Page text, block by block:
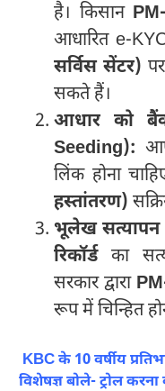
है। किसान
आधारित e-
सर्विस सेंटर)
सकते हैं।
आधार को
Seeding):
लिंक होना
हस्तांतरण)
भूलेख सत्यापन
रिकॉर्डका
सरकार द्वारा
रूप में चिन्हित
KBC के 10 वर्षीय
विशेषज्ञ बोले- ट्रोल